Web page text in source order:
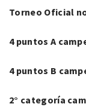
Torneo Oficial
4 puntos A
4 puntos B
2° categoría